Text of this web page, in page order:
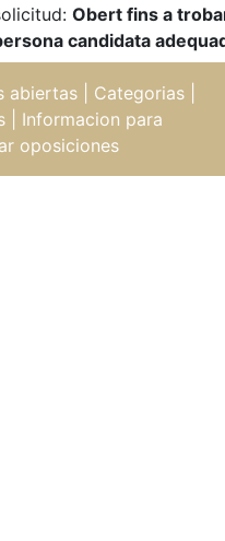
Obert fins a
candidata
abiertas Categorias
| Informacion para
oposiciones